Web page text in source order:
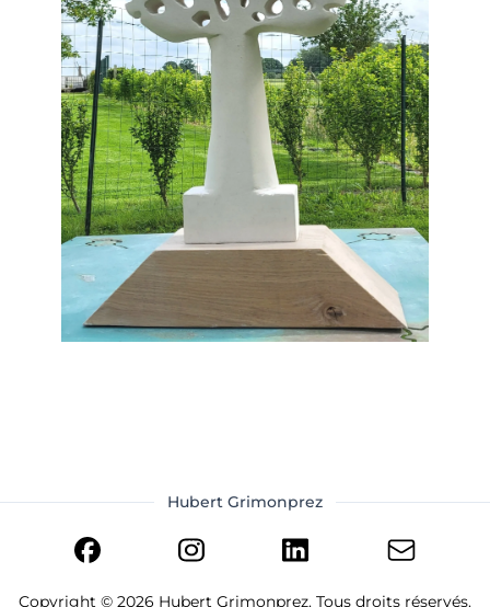
Hubert Grimonprez
Copyright © 2026 Hubert Grimonprez. Tous droits réservés.